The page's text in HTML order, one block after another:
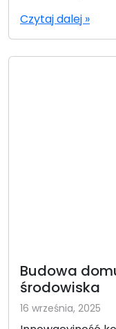
Czytaj dalej »
Budowa
środowiska
16 września, 2025